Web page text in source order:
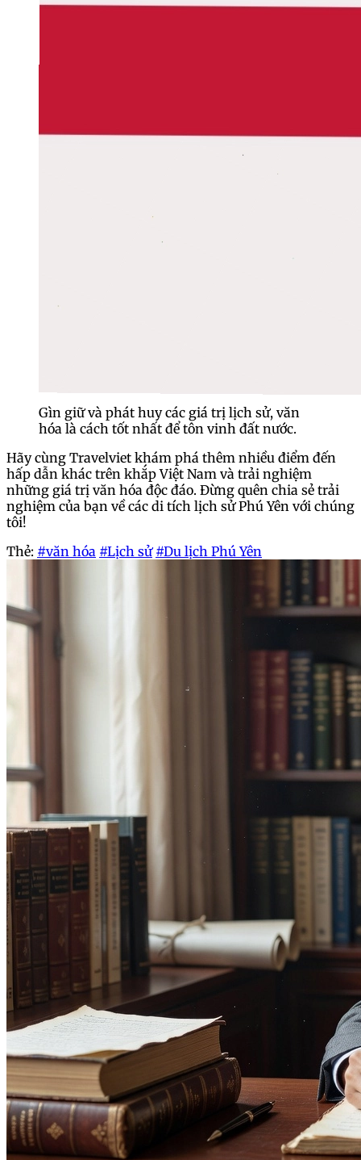
Gìn giữ và phát huy các giá trị lịch sử, văn
hóa là cách tốt nhất để tôn vinh đất nước.
Hãy cùng Travelviet khám phá thêm nhiều điểm đến
hấp dẫn khác trên khắp Việt Nam và trải nghiệm
những giá trị văn hóa độc đáo. Đừng quên chia sẻ trải
nghiệm của bạn về các di tích lịch sử Phú Yên với chúng
tôi!
Thẻ: #văn hóa #Lịch sử #Du lịch Phú Yên